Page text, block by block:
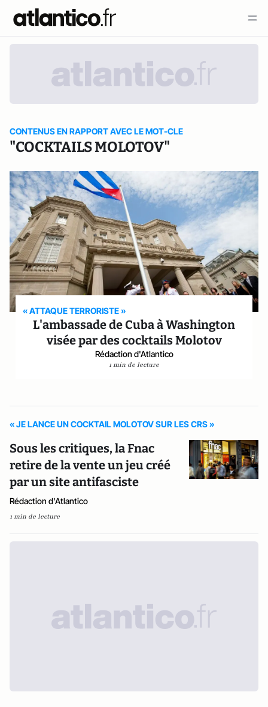
CONTENUS EN RAPPORT AVEC LE MOT-CLE
"COCKTAILS MOLOTOV"
« ATTAQUE TERRORISTE »
L'ambassade de Cuba à Washington
visée par des cocktails Molotov
Rédaction d'Atlantico
1 min de lecture
« JE LANCE UN COCKTAIL MOLOTOV SUR LES CRS »
Sous les critiques, la Fnac
retire de la vente un jeu créé
par un site antifasciste
Rédaction d'Atlantico
1 min de lecture